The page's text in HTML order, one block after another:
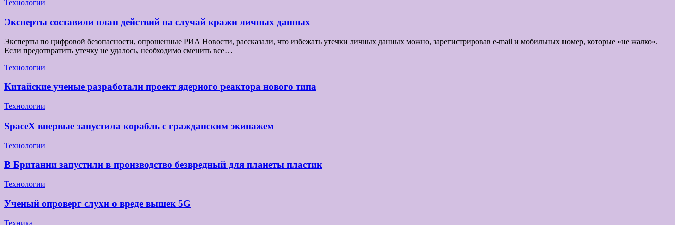
Технологии
Эксперты составили план действий на случай кражи личных данных
Эксперты по цифровой безопасности, опрошенные РИА Новости, рассказали, что избежать утечки личных данных можно, зарегистрировав e-mail и мобильных номер, которые «не жалко».
Если предотвратить утечку не удалось, необходимо сменить все…
Технологии
Китайские ученые разработали проект ядерного реактора нового типа
Технологии
SpaceX впервые запустила корабль с гражданским экипажем
Технологии
В Британии запустили в производство безвредный для планеты пластик
Технологии
Ученый опроверг слухи о вреде вышек 5G
Техника